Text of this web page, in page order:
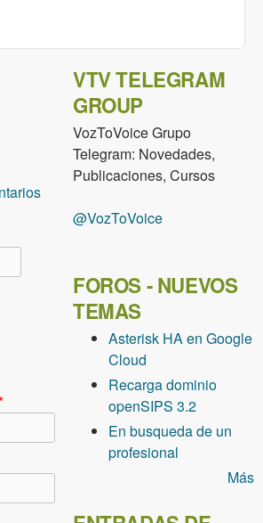
búsqueda
VTV TELEGRAM
GROUP
VozToVoice Grupo
Telegram: Novedades,
Publicaciones, Cursos
@VozToVoice
FOROS - NUEVOS
TEMAS
Asterisk HA en Google
Cloud
Recarga dominio
openSIPS 3.2
En busqueda de un
profesional
Más